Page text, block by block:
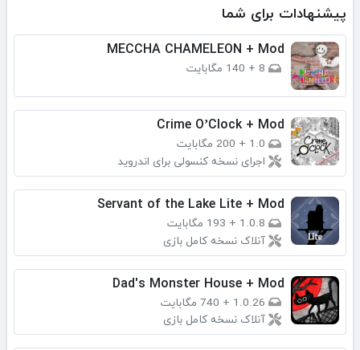
پیشنهادات برای شما
MECCHA CHAMELEON + Mod
8
+ 140 مگابایت
Crime O’Clock + Mod
1.0
+ 200 مگابایت
اجرای نسخه کنسولی برای اندروید
Servant of the Lake Lite + Mod
1.0.8
+ 193 مگابایت
آنلاک نسخه کامل بازی
Dad's Monster House + Mod
1.0.26
+ 740 مگابایت
آنلاک نسخه کامل بازی